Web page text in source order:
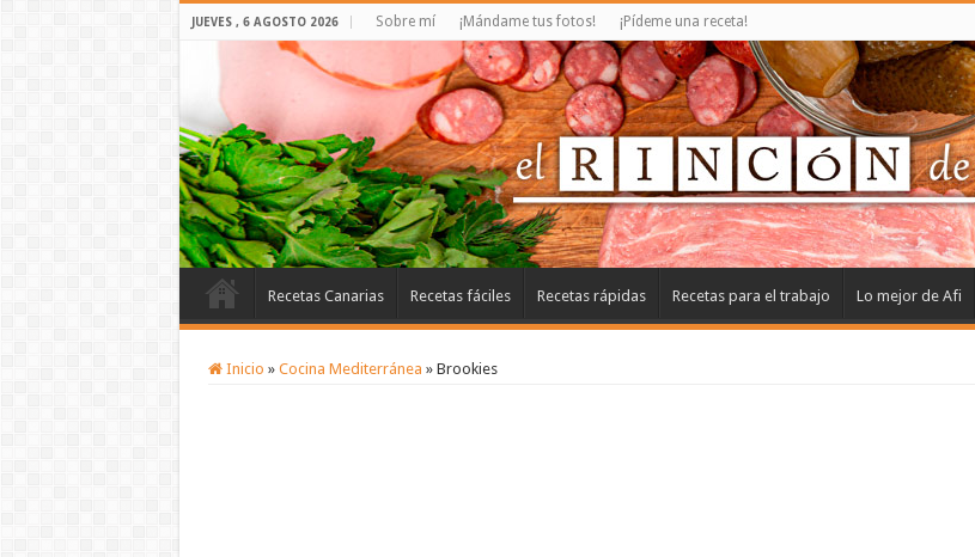
JUEVES , 6 AGOSTO 2026 Sobre mí ¡Mándame tus fotos! ¡Pídeme una receta!
Recetas Canarias Recetas fáciles Recetas rápidas Recetas para el trabajo Lo mejor de Afi
Inicio » Cocina Mediterránea » Brookies